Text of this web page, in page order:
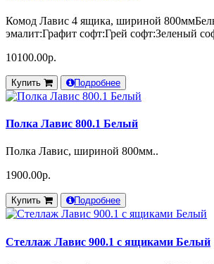
Комод Лавис 4 ящика, шириной
эмалит:Графит софт:Грей софт:Зеленый
10100.00р.
Купить Подробнее
Полка Лавис 800.1 Белый
Полка Лавис, шириной 800мм..
1900.00р.
Купить Подробнее
Стеллаж Лавис 900.1 с ящиками Белый